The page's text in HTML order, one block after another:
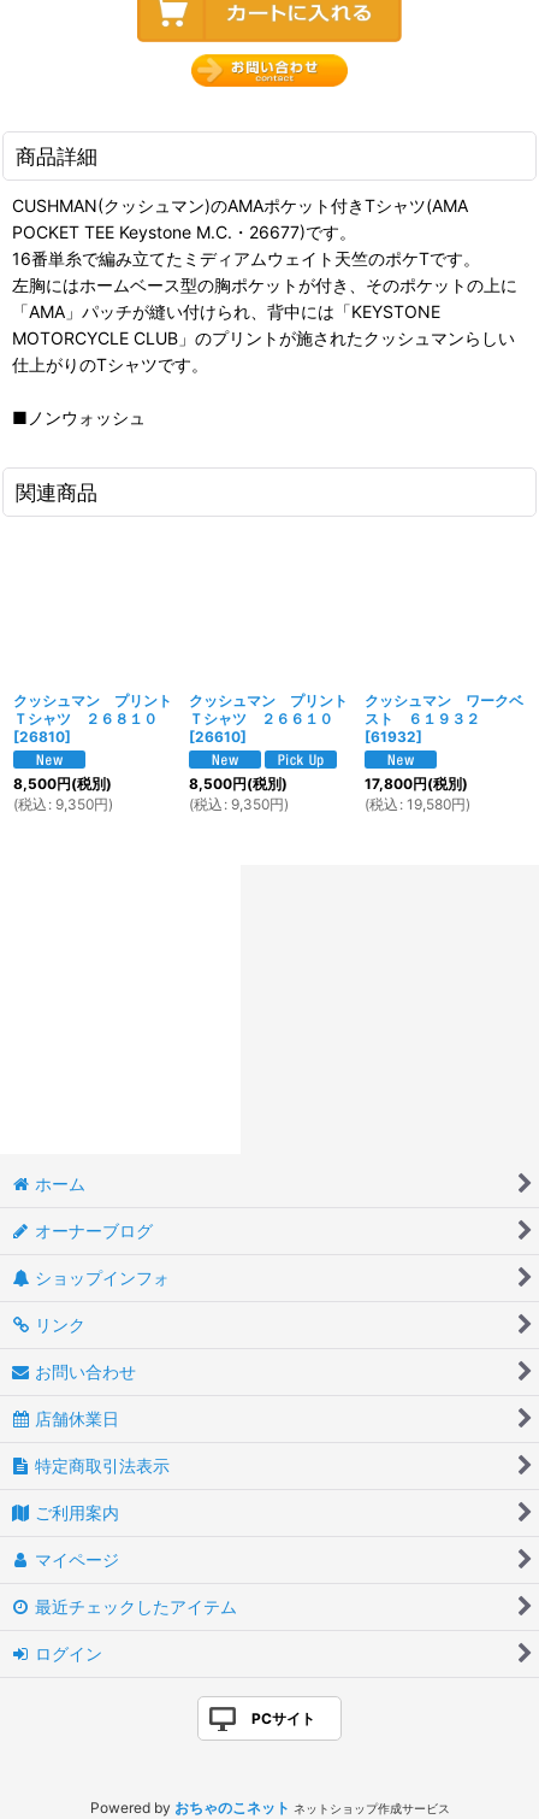
商品詳細
CUSHMAN(クッシュマン)のAMAポケット付きTシャツ(AMA
POCKET TEE Keystone M.C.・26677)です。
16番単糸で編み立てたミディアムウェイト天竺のポケTです。
左胸にはホームベース型の胸ポケットが付き、そのポケットの上に
「AMA」パッチが縫い付けられ、背中には「KEYSTONE
MOTORCYCLE CLUB」のプリントが施されたクッシュマンらしい
仕上がりのTシャツです。
■ノンウォッシュ
関連商品
クッシュマン プリント
Ｔシャツ ２６８１０
[26810]
8,500円(税別)
(税込 : 9,350円)
クッシュマン プリント
Ｔシャツ ２６６１０
[26610]
8,500円(税別)
(税込 : 9,350円)
クッシュマン ワークベ
スト ６１９３２
[61932]
17,800円(税別)
(税込 : 19,580円)
ホーム
オーナーブログ
ショップインフォ
リンク
お問い合わせ
店舗休業日
特定商取引法表示
ご利用案内
マイページ
最近チェックしたアイテム
ログイン
PCサイト
Powered by おちゃのこネット ネットショップ作成サービス